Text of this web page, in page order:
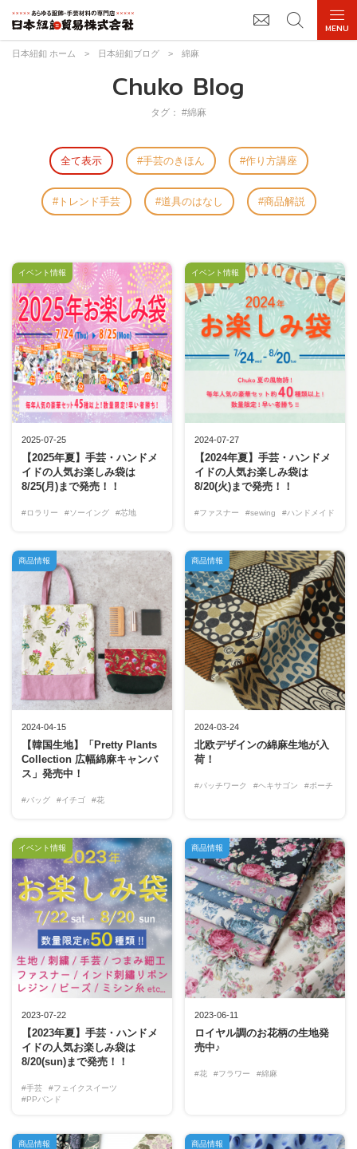
日本紐釦 ホーム > 日本紐釦ブログ > 綿麻
Chuko Blog
タグ： #綿麻
全て表示 手芸のきほん 作り方講座
トレンド手芸 道具のはなし 商品解説
2025-07-25
【2025年夏】手芸・ハンドメ
イドの人気お楽しみ袋は
8/25(月)まで発売！！
#ロラリー #ソーイング #芯地
イベント情報
2024-07-27
【2024年夏】手芸・ハンドメ
イドの人気お楽しみ袋は
8/20(火)まで発売！！
#ファスナー #sewing #ハンドメイド
イベント情報
2024-04-15
【韓国生地】「Pretty Plants
Collection 広幅綿麻キャンバ
ス」発売中！
#バッグ #イチゴ #花
商品情報
2024-03-24
北欧デザインの綿麻生地が入
荷！
#パッチワーク #ヘキサゴン #ポーチ
商品情報
2023-07-22
【2023年夏】手芸・ハンドメ
イドの人気お楽しみ袋は
8/20(sun)まで発売！！
#手芸
#フェイクスイーツ
#PPバンド
イベント情報
2023-06-11
ロイヤル調のお花柄の生地発
売中♪
#花 #フラワー #綿麻
商品情報
商品情報 商品情報